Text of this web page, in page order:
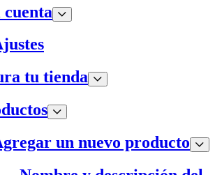
tu tienda
un nuevo producto